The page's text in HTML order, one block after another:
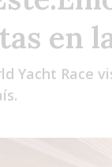
en
Yacht Race